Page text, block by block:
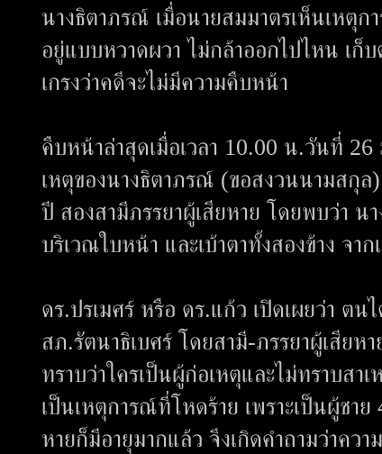
นางธิตาภรณ์ เมื่อนายสมมาตรเห็นเหตุก
อยู่แบบหวาดผวา ไม่กล้าออกไปไหน เก็
เกรงว่าคดีจะไม่มีความคืบหน้า
คืบหน้าล่าสุดเมื่อเวลา 10.00 น.วันที่
เหตุของนางธิตาภรณ์ (ขอสงวนนามสกุ
ปี สองสามีภรรยาผู้เสียหาย โดยพบว่า น
บริเวณใบหน้า และเบ้าตาทั้งสองข้าง จา
ดร.ปรเมศร์ หรือ ดร.แก้ว เปิดเผยว่า ตน
สภ.รัตนาธิเบศร์ โดยสามี-ภรรยาผู้เสียห
ทราบว่าใครเป็นผู้ก่อเหตุและไม่ทราบส
เป็นเหตุการณ์ที่โหดร้าย เพราะเป็นผู้ชา
หายก็มีอายุมากแล้ว จึงเกิดคำถามว่าคว